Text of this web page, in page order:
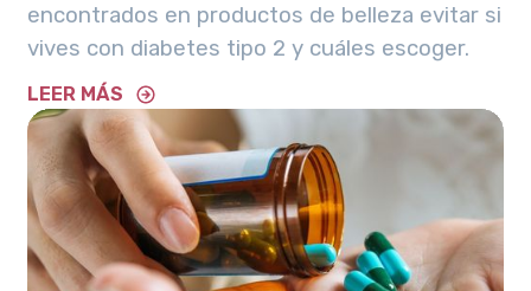
encontrados en productos de belleza evitar si
vives con diabetes tipo 2 y cuáles escoger.
LEER MÁS